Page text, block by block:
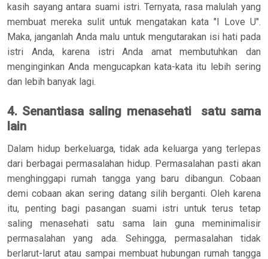
kasih sayang antara suami istri. Ternyata, rasa malulah yang
membuat mereka sulit untuk mengatakan kata "I Love U".
Maka, janganlah Anda malu untuk mengutarakan isi hati pada
istri Anda, karena istri Anda amat membutuhkan dan
menginginkan Anda mengucapkan kata-kata itu lebih sering
dan lebih banyak lagi.
4. Senantiasa saling menasehati satu sama
lain
Dalam hidup berkeluarga, tidak ada keluarga yang terlepas
dari berbagai permasalahan hidup. Permasalahan pasti akan
menghinggapi rumah tangga yang baru dibangun. Cobaan
demi cobaan akan sering datang silih berganti. Oleh karena
itu, penting bagi pasangan suami istri untuk terus tetap
saling menasehati satu sama lain guna meminimalisir
permasalahan yang ada. Sehingga, permasalahan tidak
berlarut-larut atau sampai membuat hubungan rumah tangga